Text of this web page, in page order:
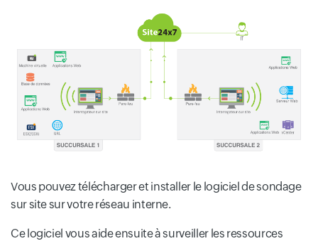
Vous pouvez télécharger et installer le logiciel de sondage
sur site sur votre réseau interne.
Ce logiciel vous aide ensuite à surveiller les ressources